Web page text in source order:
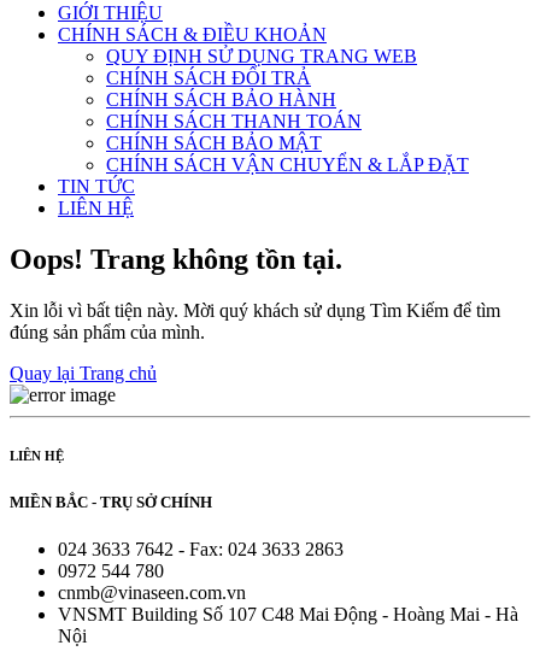
GIỚI THIỆU
CHÍNH SÁCH & ĐIỀU KHOẢN
QUY ĐỊNH SỬ DỤNG TRANG WEB
CHÍNH SÁCH ĐỔI TRẢ
CHÍNH SÁCH BẢO HÀNH
CHÍNH SÁCH THANH TOÁN
CHÍNH SÁCH BẢO MẬT
CHÍNH SÁCH VẬN CHUYỂN & LẮP ĐẶT
TIN TỨC
LIÊN HỆ
Oops! Trang không tồn tại.
Xin lỗi vì bất tiện này. Mời quý khách sử dụng Tìm Kiếm để tìm
đúng sản phẩm của mình.
Quay lại Trang chủ
LIÊN HỆ
MIỀN BẮC - TRỤ SỞ CHÍNH
024 3633 7642 - Fax: 024 3633 2863
0972 544 780
cnmb@vinaseen.com.vn
VNSMT Building Số 107 C48 Mai Động - Hoàng Mai - Hà
Nội